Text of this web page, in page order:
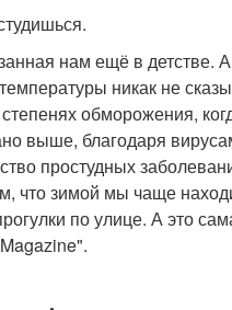
нам ещё в детстве.
никак не
обморожения,
выше, благодаря
простудных
что зимой мы чаще
по улице. А это